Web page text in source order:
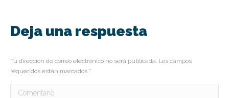
Deja una respuesta
Tu dirección de correo electrónico no será publicada. Los campos
requeridos están marcados *
Comentario